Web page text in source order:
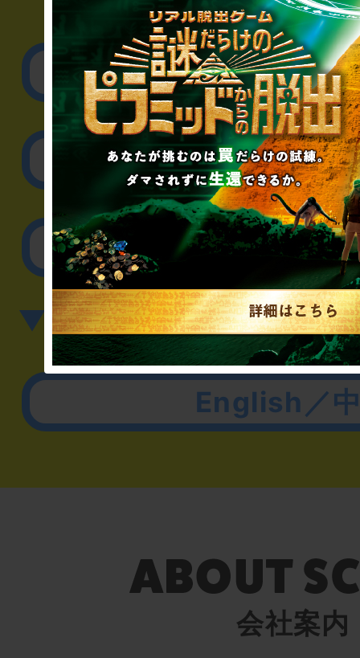
▼企業／法人の方
リアル脱出ゲーム制作
取材に関するお
その他のご相談／
▼英語、中国語でのお問
English／
会社案内